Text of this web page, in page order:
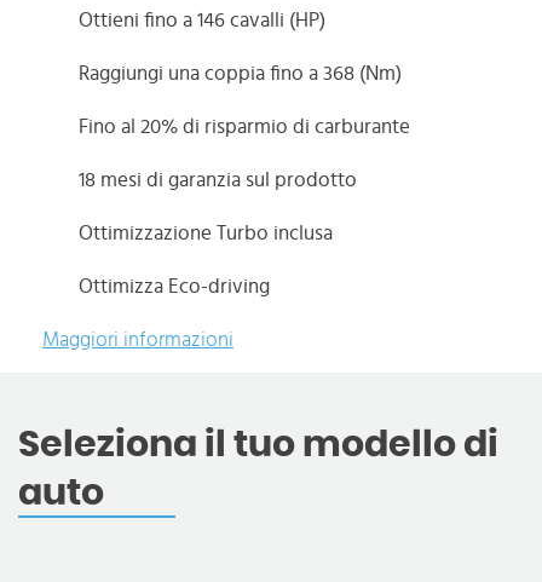
Ottieni fino a 146 cavalli (HP)
Raggiungi una coppia fino a 368 (Nm)
Fino al 20% di risparmio di carburante
18 mesi di garanzia sul prodotto
Ottimizzazione Turbo inclusa
Ottimizza Eco-driving
Maggiori informazioni
Seleziona il tuo modello di
auto